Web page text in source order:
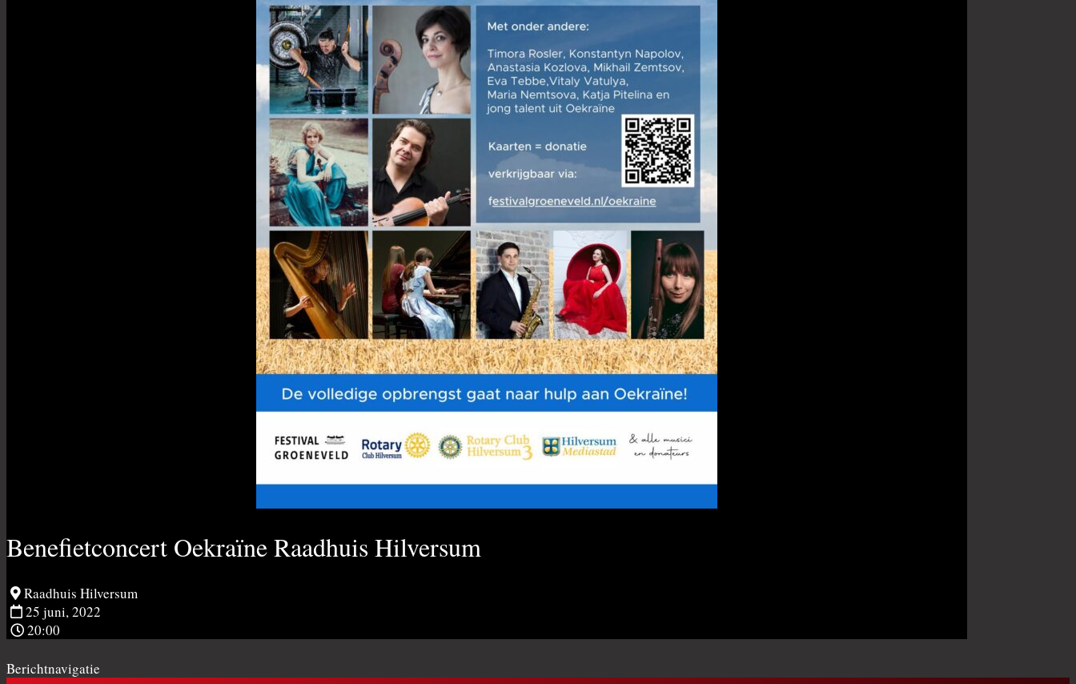
Benefietconcert Oekraïne Raadhuis Hilversum
Raadhuis Hilversum
25 juni, 2022
20:00
Berichtnavigatie